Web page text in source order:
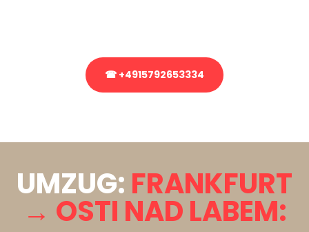
☎ +4915792653334
UMZUG: FRANKFURT
→ OSTI NAD LABEM: